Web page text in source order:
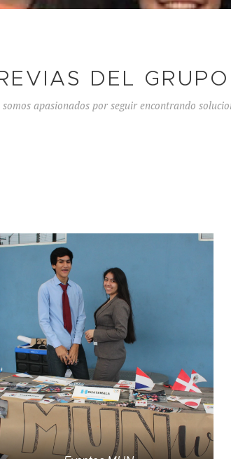
DEL
apasionados por seguir encontrando